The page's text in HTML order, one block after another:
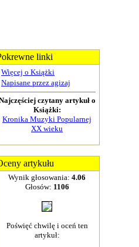
linki
Więcej o Książki
Napisane przez agizaj
czytany artykuł o
Książki:
Kronika Muzyki Popularnej
XX wieku
artykułu
Wynik głosowania: 4.06
Głosów: 1106
Poświęć chwilę i oceń ten
artykuł: